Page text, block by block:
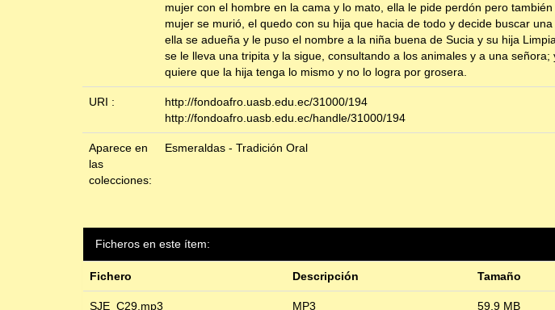
mujer con el hombre en la cama y lo mato, ella le pide perdón pero
mujer se murió, el quedo con su hija que hacia de todo y decide buscar
ella se adueña y le puso el nombre a la niña buena de Sucia y su hija
se le lleva una tripita y la sigue, consultando a los animales y a una
quiere que la hija tenga lo mismo y no lo logra por grosera.
URI :
http://fondoafro.uasb.edu.ec/31000/194
http://fondoafro.uasb.edu.ec/handle/31000/194
Aparece en
las
colecciones:
Esmeraldas - Tradición Oral
Ficheros en este ítem:
Fichero Descripción Tamaño
SJE_C29.mp3 MP3 59,9 MB